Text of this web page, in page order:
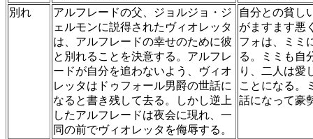
別れ
アルフレードの父、ジョルジョ・ジ
ェルモンに説得されたヴィオレッタ
は、アルフレードの幸せのために彼
と別れることを決意する。アルフレ
ードが自分を追わないよう、ヴィオ
レッタはドゥフォール男爵の世話に
なると書き残して去る。しかし逆上
したアルフレードは夜会に現れ、一
同の前でヴィオレッタを侮辱する。
自分との貧し
がますます悪
フォは、ミミ
る。ミミも自
り、二人は愛
ことになる。
話になって豪